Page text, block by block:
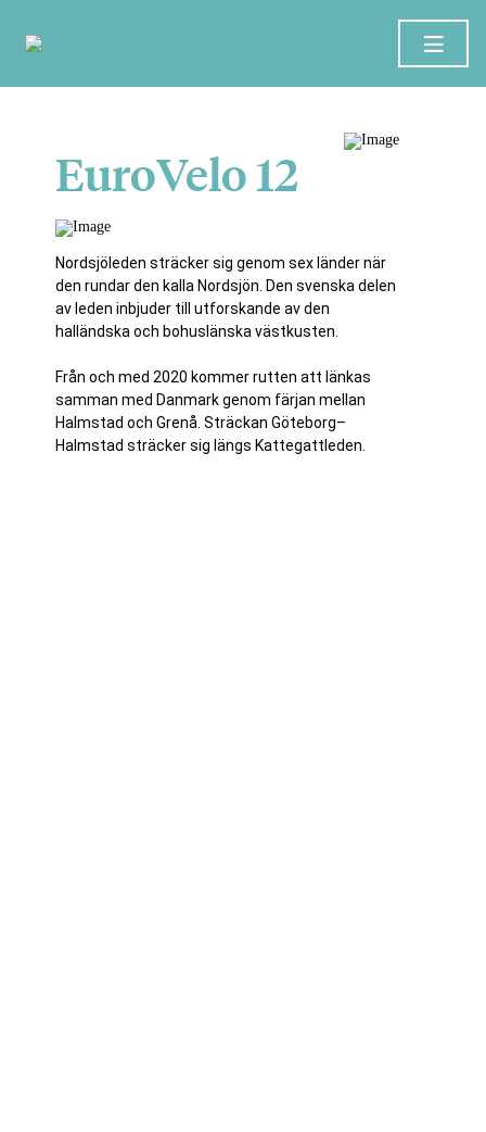
EuroVelo 12
Nordsjöleden sträcker sig genom sex länder när
den rundar den kalla Nordsjön. Den svenska delen
av leden inbjuder till utforskande av den
halländska och bohuslänska västkusten.
Från och med 2020 kommer rutten att länkas
samman med Danmark genom färjan mellan
Halmstad och Grenå. Sträckan Göteborg–
Halmstad sträcker sig längs Kattegattleden.